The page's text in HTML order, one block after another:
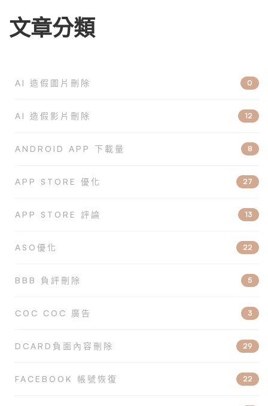
文章分類
AI 造假圖片刪除 0
AI 造假影片刪除 12
ANDROID APP 下載量 8
APP STORE 優化 27
APP STORE 評論 13
ASO優化 22
BBB 負評刪除 5
COC COC 廣告 3
DCARD負面內容刪除 29
FACEBOOK 帳號恢復 22